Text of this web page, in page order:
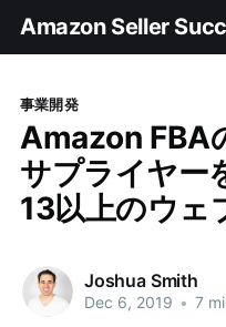
Amazon Seller
事業開発
Amazon FBA
サプライヤー
13以上のウェ
Joshua Smith
Dec 6, 2019 • 7